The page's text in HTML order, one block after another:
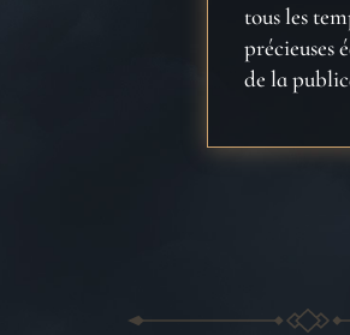
tous les
précieuses
de la